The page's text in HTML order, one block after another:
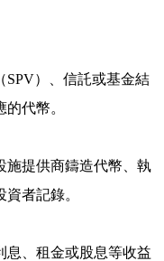
SPV）、信託或基金結
代幣。
施提供商鑄造代幣、執
者記錄。
息、租金或股息等收益